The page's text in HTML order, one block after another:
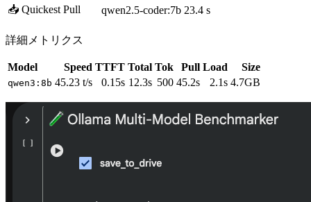
📥 Quickest Pull
qwen2.5-coder:7b 23.4 s
詳細メトリクス
Model Speed TTFT Total Tok Pull Load Size
qwen3:8b 45.23 t/s 0.15s 12.3s 500 45.2s 2.1s 4.7GB